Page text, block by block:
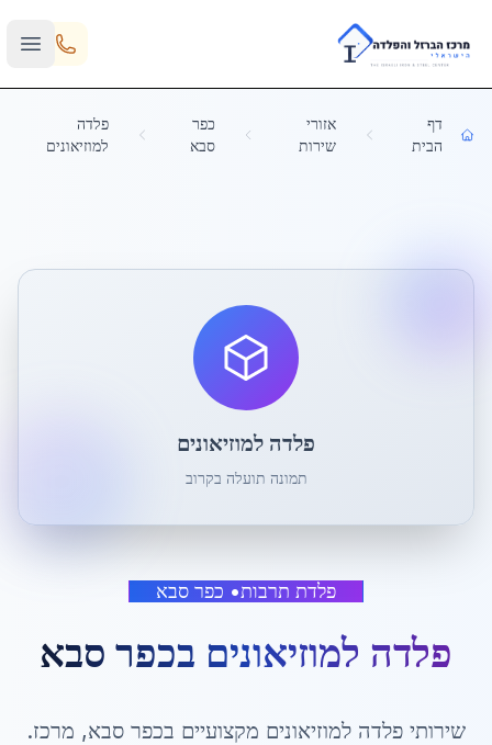
Skip to main content
דף
הבית
אזורי
שירות
כפר
סבא
פלדה
למוזיאונים
פלדת תרבות• כפר סבא
פלדה למוזיאונים בכפר סבא
שירותי פלדה למוזיאונים מקצועיים בכפר סבא, מרכז.
פלדה למוזיאונים
תמונה תועלה בקרוב